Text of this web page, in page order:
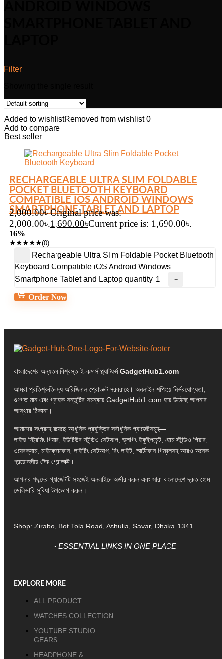
Filter
Added to wishlistRemoved from wishlist 0
Add to compare
Best seller
RECHARGEABLE ULTRA SLIM FOLDABLE
POCKET BLUETOOTH KEYBOARD
COMPATIBLE IOS ANDROID WINDOWS
SMARTPHONE TABLET AND LAPTOP
2,000.00৳ Original price was:
2,000.00৳.1,690.00৳Current price is: 1,690.00৳.
16%
★★★★★(0)
Rechargeable Ultra Slim Foldable Pocket Bluetooth
Keyboard Compatible iOS Android Windows
Smartphone Tablet and Laptop quantity
Order Now
বাংলাদেশের অন্যতম বিশ্বস্ত ই-কমার্স প্ল্যাটফর্মGadgetHub1.com
আমরা প্রতিশ্রুতিবদ্ধ অরিজিনাল প্রোডাক্ট সরবরাহে। অনলাইন শপিংয়ে নির্ভরযোগ্যতা,
গুণগত মান এবং গ্রাহক সন্তুষ্টির সমন্বয়ে GadgetHub1.com হয়ে উঠেছে আপনার
আস্থার ঠিকানা।
আমাদের সংগ্রহে রয়েছে আধুনিক প্রযুক্তির সর্বাধুনিক গ্যাজেটসমূহ—
লাইভ স্ট্রিমিং গিয়ার, ইউটিউব স্টুডিও সেটআপ, ভ্লগিং ইকুইপমেন্ট, হোম স্টুডিও গিয়ার,
ওয়েবক্যাম, মাইক্রোফোন, লাইটিং সেটআপ, রিং লাইট, স্মার্টফোন গিম্বলসহ আরও অনেক
প্রয়োজনীয় টেক প্রোডাক্ট।
আপনার পছন্দের গ্যাজেটটি সহজেই অনলাইনে অর্ডার করুন এবং সারা বাংলাদেশে দ্রুত হোম
ডেলিভারি সুবিধা উপভোগ করুন।
Shop: Zirabo, Bot Tola Road, Ashulia, Savar, Dhaka-1341
- ESSENTIAL LINKS IN ONE PLACE
EXPLORE MORE
ALL PRODUCT
WATCHES COLLECTION
YOUTUBE STUDIO
GEARS
HEADPHONE &